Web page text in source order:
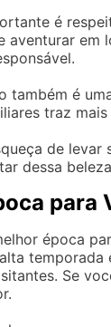
é
aventurar em
também é
traz
de
dessa
para
época
Se